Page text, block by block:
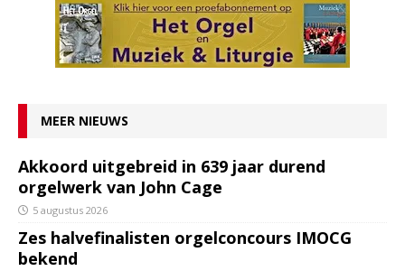
MEER NIEUWS
Akkoord uitgebreid in 639 jaar durend
orgelwerk van John Cage
5 augustus 2026
Zes halvefinalisten orgelconcours IMOCG
bekend